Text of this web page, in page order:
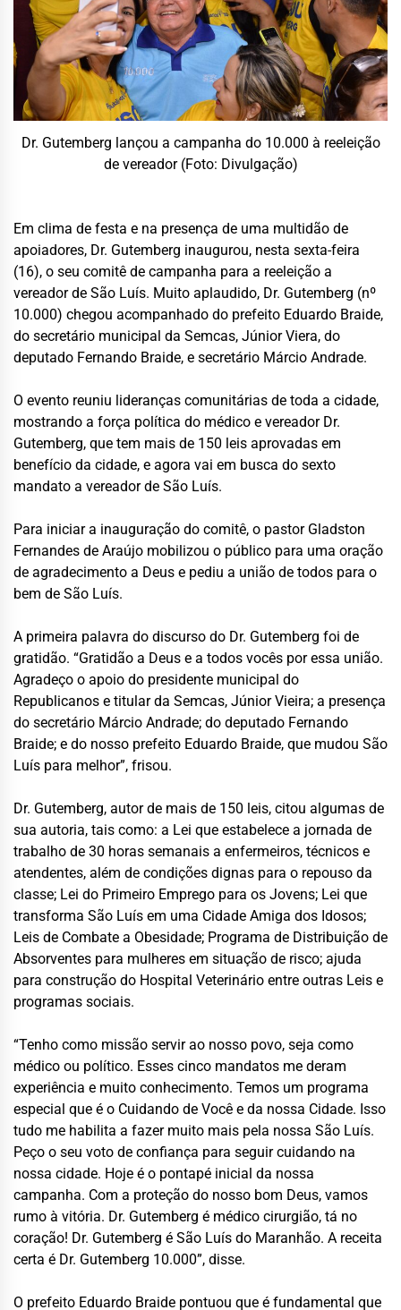
Dr. Gutemberg lançou a campanha do 10.000 à reeleição
de vereador (Foto: Divulgação)
Em clima de festa e na presença de uma multidão de
apoiadores, Dr. Gutemberg inaugurou, nesta sexta-feira
(16), o seu comitê de campanha para a reeleição a
vereador de São Luís. Muito aplaudido, Dr. Gutemberg (nº
10.000) chegou acompanhado do prefeito Eduardo Braide,
do secretário municipal da Semcas, Júnior Viera, do
deputado Fernando Braide, e secretário Márcio Andrade.
O evento reuniu lideranças comunitárias de toda a cidade,
mostrando a força política do médico e vereador Dr.
Gutemberg, que tem mais de 150 leis aprovadas em
benefício da cidade, e agora vai em busca do sexto
mandato a vereador de São Luís.
Para iniciar a inauguração do comitê, o pastor Gladston
Fernandes de Araújo mobilizou o público para uma oração
de agradecimento a Deus e pediu a união de todos para o
bem de São Luís.
A primeira palavra do discurso do Dr. Gutemberg foi de
gratidão. “Gratidão a Deus e a todos vocês por essa união.
Agradeço o apoio do presidente municipal do
Republicanos e titular da Semcas, Júnior Vieira; a presença
do secretário Márcio Andrade; do deputado Fernando
Braide; e do nosso prefeito Eduardo Braide, que mudou São
Luís para melhor”, frisou.
Dr. Gutemberg, autor de mais de 150 leis, citou algumas de
sua autoria, tais como: a Lei que estabelece a jornada de
trabalho de 30 horas semanais a enfermeiros, técnicos e
atendentes, além de condições dignas para o repouso da
classe; Lei do Primeiro Emprego para os Jovens; Lei que
transforma São Luís em uma Cidade Amiga dos Idosos;
Leis de Combate a Obesidade; Programa de Distribuição de
Absorventes para mulheres em situação de risco; ajuda
para construção do Hospital Veterinário entre outras Leis e
programas sociais.
“Tenho como missão servir ao nosso povo, seja como
médico ou político. Esses cinco mandatos me deram
experiência e muito conhecimento. Temos um programa
especial que é o Cuidando de Você e da nossa Cidade. Isso
tudo me habilita a fazer muito mais pela nossa São Luís.
Peço o seu voto de confiança para seguir cuidando na
nossa cidade. Hoje é o pontapé inicial da nossa
campanha. Com a proteção do nosso bom Deus, vamos
rumo à vitória. Dr. Gutemberg é médico cirurgião, tá no
coração! Dr. Gutemberg é São Luís do Maranhão. A receita
certa é Dr. Gutemberg 10.000”, disse.
O prefeito Eduardo Braide pontuou que é fundamental que